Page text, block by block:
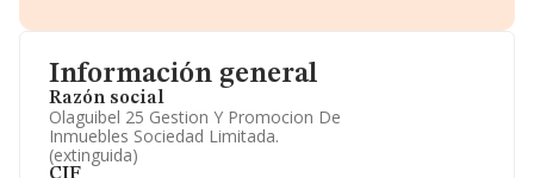
Información general
Razón social
Olaguibel 25 Gestion Y Promocion De
Inmuebles Sociedad Limitada.
(extinguida)
Accionistas.
Participaciones y Vinculaciones en otras empresas.
Artículos de prensa publicados sobre la empresa.
Información oficial y registral complementaria.